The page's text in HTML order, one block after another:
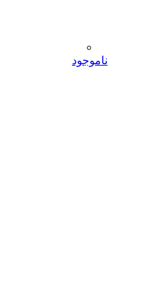
ناموجود